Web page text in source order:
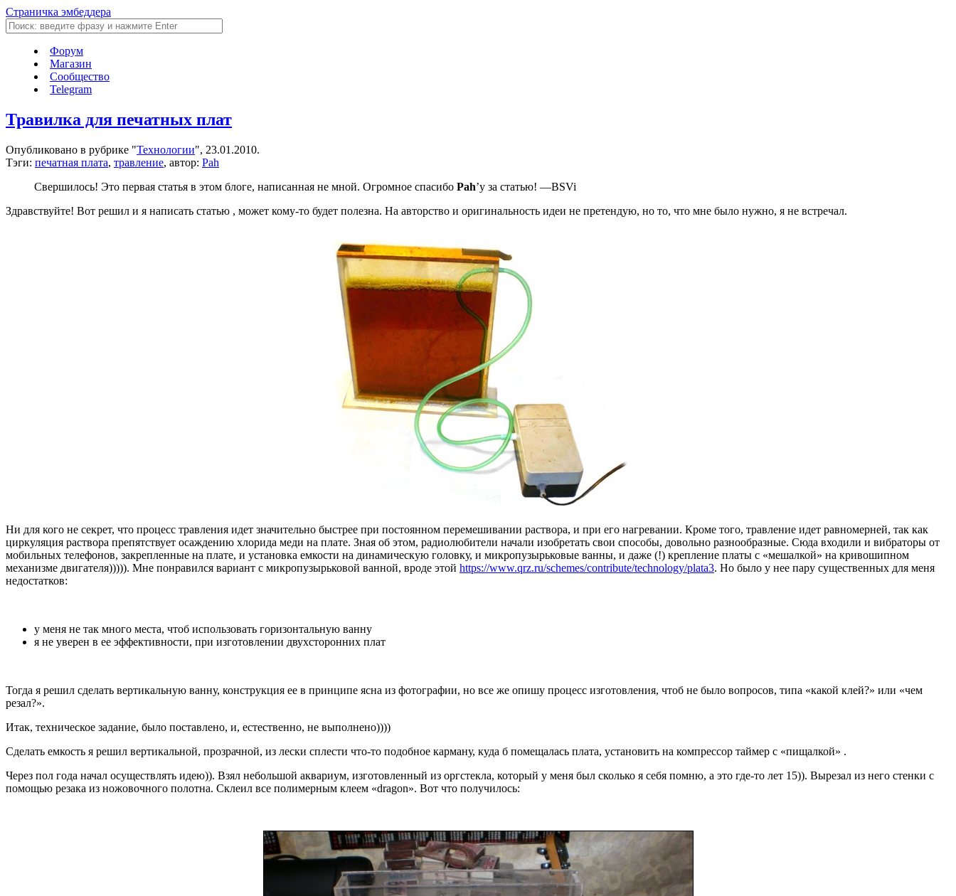
Страничка эмбеддера
Форум
Магазин
Сообщество
Telegram
Травилка для печатных плат
Опубликовано в рубрике "Технологии", 23.01.2010.
Тэги: печатная плата, травление, автор: Pah
Свершилось! Это первая статья в этом блоге, написанная не мной. Огромное спасибо Pah’у за статью! —BSVi
Здравствуйте! Вот решил и я написать статью , может кому-то будет полезна. На авторство и оригинальность идеи не претендую, но то, что мне было нужно, я не встречал.
Ни для кого не секрет, что процесс травления идет значительно быстрее при постоянном перемешивании раствора, и при его нагревании. Кроме того, травление идет равномерней, так как
циркуляция раствора препятствует осаждению хлорида меди на плате. Зная об этом, радиолюбители начали изобретать свои способы, довольно разнообразные. Сюда входили и вибраторы от
мобильных телефонов, закрепленные на плате, и установка емкости на динамическую головку, и микропузырьковые ванны, и даже (!) крепление платы с «мешалкой» на кривошипном
механизме двигателя))))). Мне понравился вариант с микропузырьковой ванной, вроде этой https://www.qrz.ru/schemes/contribute/technology/plata3. Но было у нее пару существенных для меня
недостатков:
у меня не так много места, чтоб использовать горизонтальную ванну
я не уверен в ее эффективности, при изготовлении двухсторонних плат
Тогда я решил сделать вертикальную ванну, конструкция ее в принципе ясна из фотографии, но все же опишу процесс изготовления, чтоб не было вопросов, типа «какой клей?» или «чем
резал?».
Итак, техническое задание, было поставлено, и, естественно, не выполнено))))
Сделать емкость я решил вертикальной, прозрачной, из лески сплести что-то подобное карману, куда б помещалась плата, установить на компрессор таймер с «пищалкой» .
Через пол года начал осуществлять идею)). Взял небольшой аквариум, изготовленный из оргстекла, который у меня был сколько я себя помню, а это где-то лет 15)). Вырезал из него стенки с
помощью резака из ножовочного полотна. Склеил все полимерным клеем «dragon». Вот что получилось: